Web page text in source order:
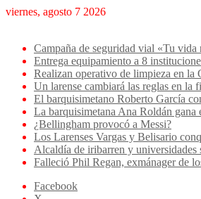
viernes, agosto 7 2026
Campaña de seguridad vial «Tu vida
Entrega equipamiento a 8
Realizan operativo de limpieza en la
Un larense cambiará las reglas en la
El barquisimetano Roberto García
La barquisimetana Ana Roldán
¿Bellingham provocó a Messi?
Los Larenses Vargas y Belisario
Alcaldía de iribarren y
Falleció Phil Regan, exmánager de
Facebook